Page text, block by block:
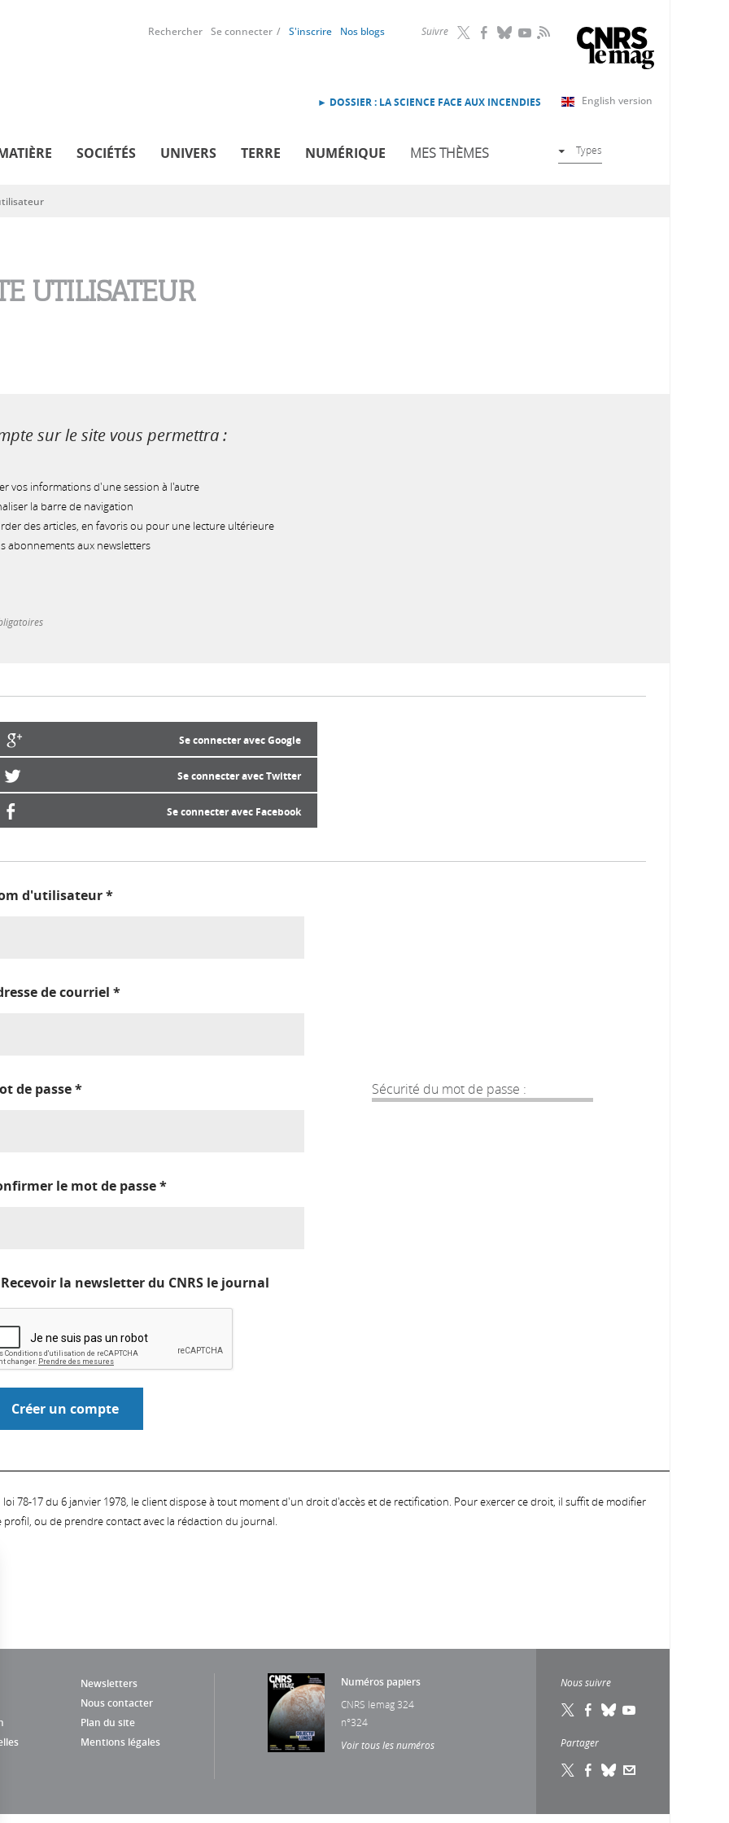
Suivre RSS
Rechercher Se connecter S'inscrire Nos blogs
English version
► DOSSIER : LA SCIENCE FACE AUX INCENDIES
SOCIÉTÉS UNIVERS TERRE NUMÉRIQUE MES THÈMES Types
UTILISATEUR
sur le site vous permettra :
vos informations d'une session à l'autre
la barre de navigation
des articles, en favoris ou pour une lecture ultérieure
abonnements aux newsletters
Se connecter avec Google
Se connecter avec Twitter
Se connecter avec Facebook
d'utilisateur*
de courriel *
Sécurité du mot de passe :
de passe*
le mot de passe*
Recevoir la newsletter du CNRS le journal
78-17 du 6 janvier 1978, le client dispose à tout moment d'un droit d'accès et de rectification. Pour exercer ce droit, il suffit de modifier
ou de prendre contact avec la rédaction du journal.
Newsletters
Nous contacter
Plan du site
Mentions légales
Numéros papiers
CNRS lemag 324
n°324
Voir tous les numéros
Nous suivre
Partager